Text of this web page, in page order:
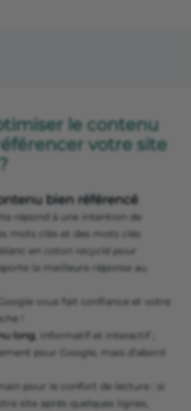
le contenu
votre site
bien référencé
répond à une intention de
mots clés et des mots clés
blanc en coton recyclé pour
la meilleure réponse au
Google vous fait confiance et votre
!
long, informatif et interactif ;
pour Google, mais d’abord
pour le confort de lecture : si
site après quelques lignes,